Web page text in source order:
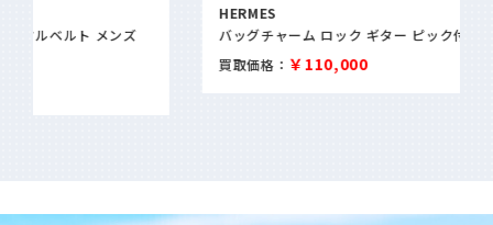
バッグチャーム ロック ギター ピック付き B刻